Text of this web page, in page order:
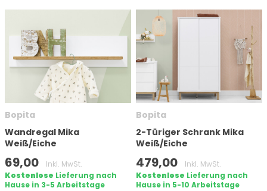
Bopita
Wandregal Mika
Weiß/Eiche
69,00
Inkl. MwSt.
Kostenlose Lieferung nach
Hause in 3-5 Arbeitstage
Bopita
2-Türiger Schrank Mika
Weiß/Eiche
479,00
Inkl. MwSt.
Kostenlose Lieferung nach
Hause in 5-10 Arbeitstage